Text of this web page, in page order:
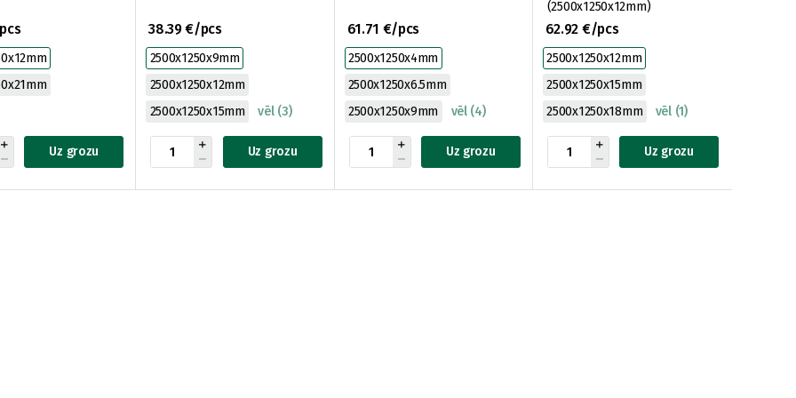
Uz grozu
38.39 €/pcs
2500x1250x9mm
2500x1250x12mm
2500x1250x15mm
vēl (3)
Uz grozu
61.71 €/pcs
2500x1250x4mm
2500x1250x6.5mm
2500x1250x9mm
vēl (4)
Uz grozu
(2500x1250x12mm)
62.92 €/pcs
2500x1250x12mm
2500x1250x15mm
2500x1250x18mm
vēl (1)
Uz grozu